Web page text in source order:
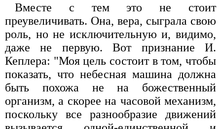
Вместе с тем это не стоит
преувеличивать. Она, вера, сыграла свою
роль, но не исключительную и, видимо,
даже не первую. Вот признание И.
Кеплера: "Моя цель состоит в том, чтобы
показать, что небесная машина должна
быть похожа не на божественный
организм, а скорее на часовой механизм,
поскольку все разнообразие движений